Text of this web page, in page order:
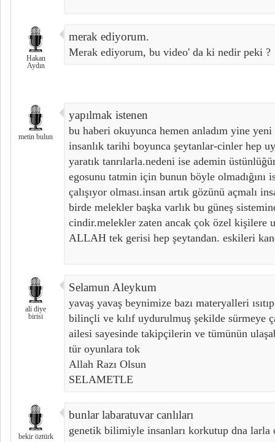
Hakan
Aydın
merak ediyorum.
Merak ediyorum, bu video' da ki nedir peki ?
metin bulun
yapılmak istenen
bu haberi okuyunca hemen anladım yine
insanlık tarihi boyunca şeytanlar-cinler hep
yaratık tanrılarla.nedeni ise ademin
egosunu tatmin için bunun böyle olmadığını
çalışıyor olması.insan artık gözünü açmalı
birde melekler başka varlık bu güneş
cindir.melekler zaten ancak çok özel kişilere
ALLAH tek gerisi hep şeytandan. eskileri
ali diye
birisi
Selamun Aleykum
yavaş yavaş beynimize bazı materyalleri
bilinçli ve kılıf uydurulmuş şekilde sürmeye
ailesi sayesinde takipçilerin ve tümünün
tür oyunlara tok
Allah Razı Olsun
SELAMETLE
bekir öztürk
bunlar labaratuvar canlıları
genetik bilimiyle insanları korkutup dna larla